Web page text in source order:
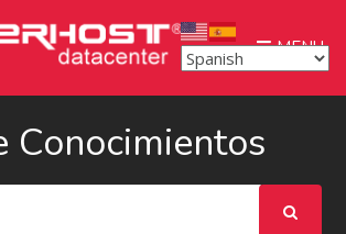
MENU
Conocimientos